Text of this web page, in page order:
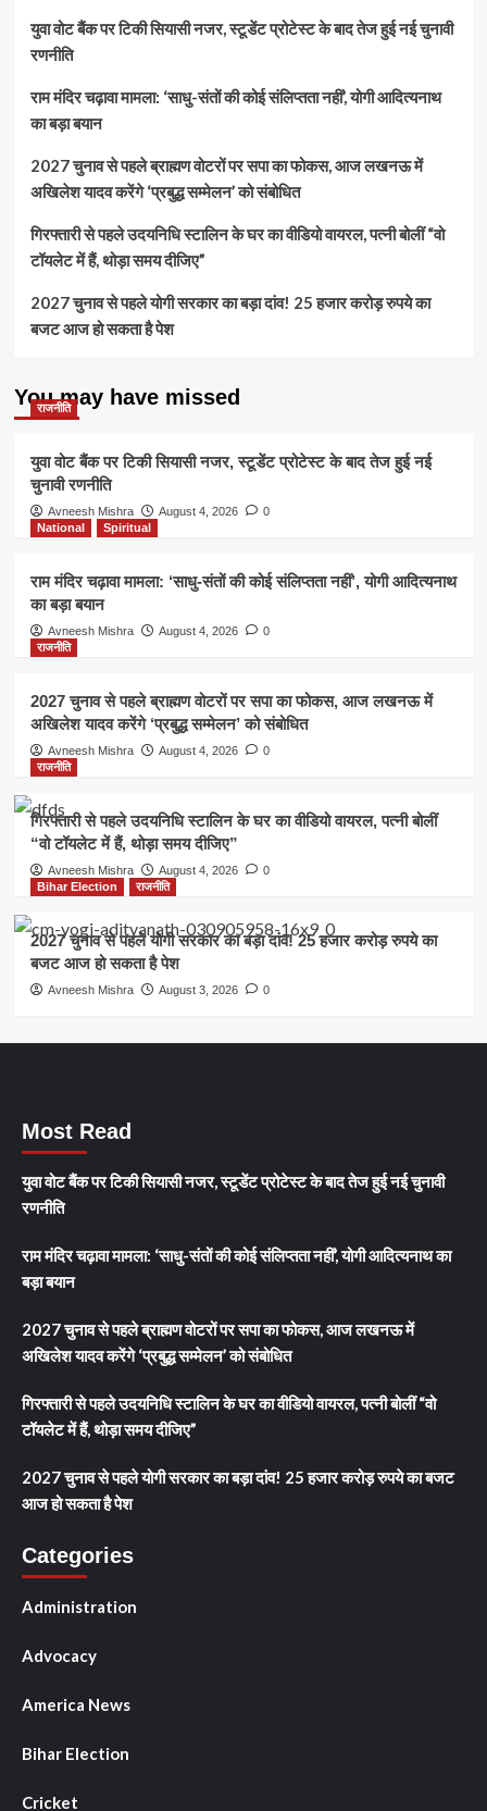
क्राइसिस
ईरान
रही
तो
गंभीर
दुष्परिणाम,
बोले-
इंडिया
की
काम
करना
युवा वोट बैंक पर टिकी सियासी नजर, स्टूडेंट प्रोटेस्ट के बाद तेज हुई नई चुनावी
रणनीति
राम मंदिर चढ़ावा मामला: ‘साधु-संतों की कोई संलिप्तता नहीं’, योगी आदित्यनाथ
का बड़ा बयान
2027 चुनाव से पहले ब्राह्मण वोटरों पर सपा का फोकस, आज लखनऊ में
अखिलेश यादव करेंगे ‘प्रबुद्ध सम्मेलन’ को संबोधित
गिरफ्तारी से पहले उदयनिधि स्टालिन के घर का वीडियो वायरल, पत्नी बोलीं “वो
टॉयलेट में हैं, थोड़ा समय दीजिए”
2027 चुनाव से पहले योगी सरकार का बड़ा दांव! 25 हजार करोड़ रुपये का
बजट आज हो सकता है पेश
You may have missed
राजनीति
युवा वोट बैंक पर टिकी सियासी नजर, स्टूडेंट प्रोटेस्ट के बाद तेज हुई नई
चुनावी रणनीति
Avneesh Mishra August 4, 2026
0
National
Spiritual
राम मंदिर चढ़ावा मामला: ‘साधु-संतों की कोई संलिप्तता नहीं’, योगी आदित्यनाथ
का बड़ा बयान
Avneesh Mishra August 4, 2026
0
राजनीति
2027 चुनाव से पहले ब्राह्मण वोटरों पर सपा का फोकस, आज लखनऊ में
अखिलेश यादव करेंगे ‘प्रबुद्ध सम्मेलन’ को संबोधित
Avneesh Mishra August 4, 2026
0
राजनीति
गिरफ्तारी से पहले उदयनिधि स्टालिन के घर का वीडियो वायरल, पत्नी बोलीं
“वो टॉयलेट में हैं, थोड़ा समय दीजिए”
Avneesh Mishra August 4, 2026
0
Bihar Election
राजनीति
2027 चुनाव से पहले योगी सरकार का बड़ा दांव! 25 हजार करोड़ रुपये का
बजट आज हो सकता है पेश
Avneesh Mishra August 3, 2026 0
Most Read
युवा वोट बैंक पर टिकी सियासी नजर, स्टूडेंट प्रोटेस्ट के बाद तेज हुई नई चुनावी
रणनीति
राम मंदिर चढ़ावा मामला: ‘साधु-संतों की कोई संलिप्तता नहीं’, योगी आदित्यनाथ का
बड़ा बयान
2027 चुनाव से पहले ब्राह्मण वोटरों पर सपा का फोकस, आज लखनऊ में
अखिलेश यादव करेंगे ‘प्रबुद्ध सम्मेलन’ को संबोधित
गिरफ्तारी से पहले उदयनिधि स्टालिन के घर का वीडियो वायरल, पत्नी बोलीं “वो
टॉयलेट में हैं, थोड़ा समय दीजिए”
2027 चुनाव से पहले योगी सरकार का बड़ा दांव! 25 हजार करोड़ रुपये का बजट
आज हो सकता है पेश
Categories
Administration
Advocacy
America News
Bihar Election
Cricket